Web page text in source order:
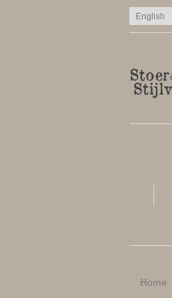
Home